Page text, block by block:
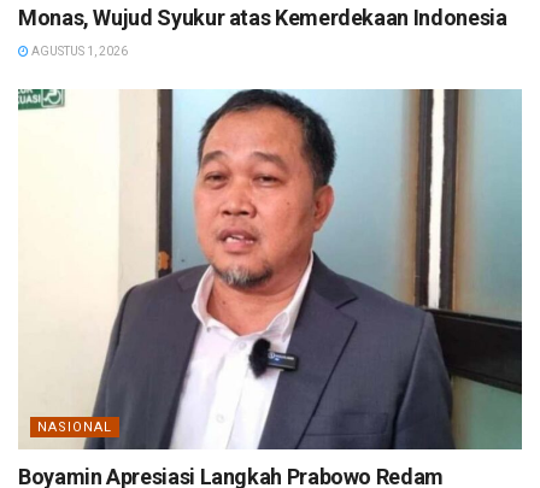
Monas, Wujud Syukur atas Kemerdekaan Indonesia
AGUSTUS 1, 2026
NASIONAL
Boyamin Apresiasi Langkah Prabowo Redam